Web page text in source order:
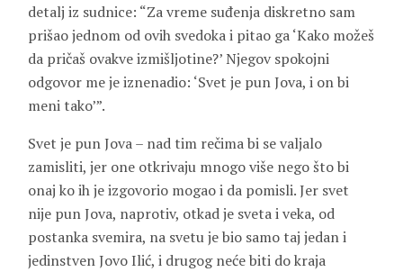
detalj iz sudnice: “Za vreme suđenja diskretno sam
prišao jednom od ovih svedoka i pitao ga ‘Kako možeš
da pričaš ovakve izmišljotine?’ Njegov spokojni
odgovor me je iznenadio: ‘Svet je pun Jova, i on bi
meni tako’”.
Svet je pun Jova – nad tim rečima bi se valjalo
zamisliti, jer one otkrivaju mnogo više nego što bi
onaj ko ih je izgovorio mogao i da pomisli. Jer svet
nije pun Jova, naprotiv, otkad je sveta i veka, od
postanka svemira, na svetu je bio samo taj jedan i
jedinstven Jovo Ilić, i drugog neće biti do kraja